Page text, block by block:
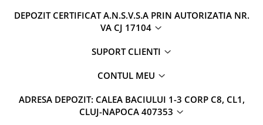
DEPOZIT CERTIFICAT A.N.S.V.S.A PRIN AUTORIZATIA NR.
VA CJ 17104
SUPORT CLIENTI
CONTUL MEU
ADRESA DEPOZIT: CALEA BACIULUI 1-3 CORP C8, CL1,
CLUJ-NAPOCA 407353